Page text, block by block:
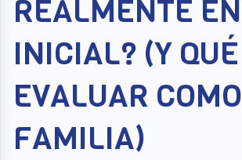
REALMENTE EN
INICIAL? (Y QUÉ
EVALUAR COMO
FAMILIA)